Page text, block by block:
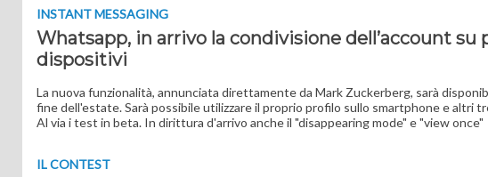
INSTANT MESSAGING
Whatsapp, in arrivo la condivisione dell’account su
dispositivi
La nuova funzionalità, annunciata direttamente da Mark Zuckerberg, sarà
fine dell'estate. Sarà possibile utilizzare il proprio profilo sullo smartphone e altri
Al via i test in beta. In dirittura d'arrivo anche il "disappearing mode" e "view once"
IL CONTEST